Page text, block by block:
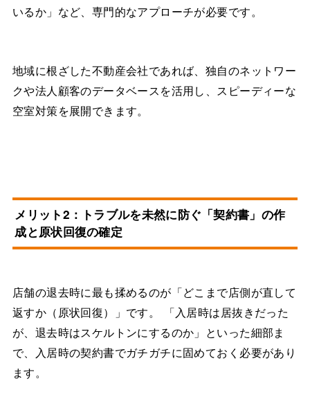
いるか」など、専門的なアプローチが必要です。
地域に根ざした不動産会社であれば、独自のネットワー
クや法人顧客のデータベースを活用し、スピーディーな
空室対策を展開できます。
メリット2：トラブルを未然に防ぐ「契約書」の作
成と原状回復の確定
店舗の退去時に最も揉めるのが「どこまで店側が直して
返すか（原状回復）」です。 「入居時は居抜きだった
が、退去時はスケルトンにするのか」といった細部ま
で、入居時の契約書でガチガチに固めておく必要があり
ます。